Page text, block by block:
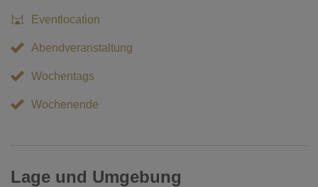
Eventlocation
Abendveranstaltung
Wochentags
Wochenende
Lage und Umgebung